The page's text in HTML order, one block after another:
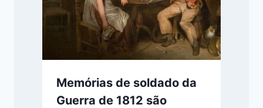
Memórias de soldado da
Guerra de 1812 são